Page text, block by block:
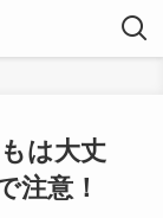
は大丈
注意！